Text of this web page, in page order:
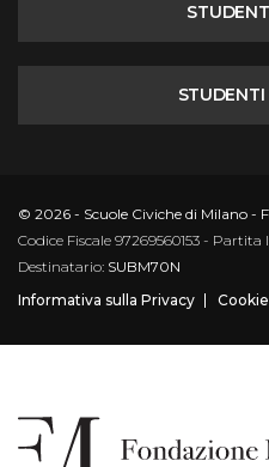
STUDENTI
© 2026 - Scuole Civiche di Milano -
Codice Fiscale 97269560153 - Partita
Destinatario: SUBM70N
Informativa sulla Privacy